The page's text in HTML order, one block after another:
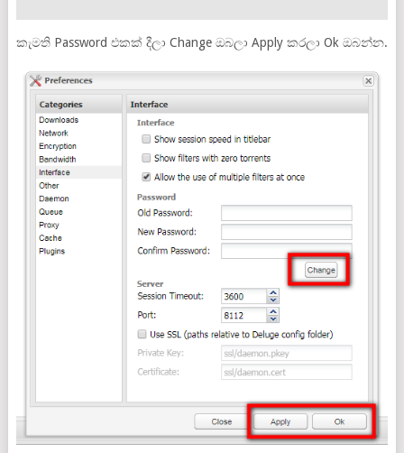
කැමති Password එකක් දීලා Change ඔබලා Apply කරලා Ok ඔබන්න.